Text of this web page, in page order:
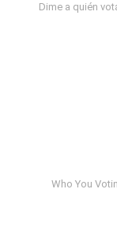
Dime a quién
Who You